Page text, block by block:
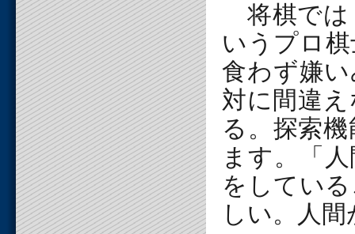
将棋では
いうプロ
食わず嫌
対に間違
る。探索
ます。「
をしてい
しい。人